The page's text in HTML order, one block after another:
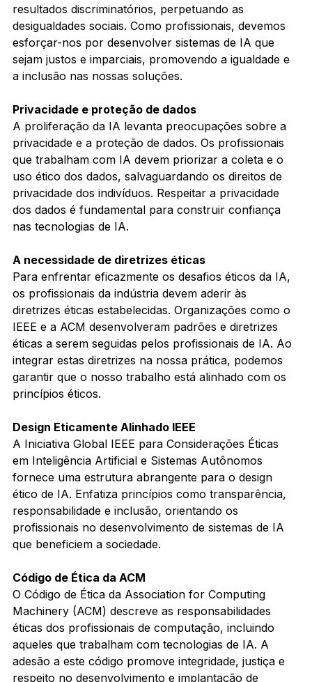
resultados discriminatórios, perpetuando as
desigualdades sociais. Como profissionais, devemos
esforçar-nos por desenvolver sistemas de IA que
sejam justos e imparciais, promovendo a igualdade e
a inclusão nas nossas soluções.
Privacidade e proteção de dados
A proliferação da IA ​​levanta preocupações sobre a
privacidade e a proteção de dados. Os profissionais
que trabalham com IA devem priorizar a coleta e o
uso ético dos dados, salvaguardando os direitos de
privacidade dos indivíduos. Respeitar a privacidade
dos dados é fundamental para construir confiança
nas tecnologias de IA.
A necessidade de diretrizes éticas
Para enfrentar eficazmente os desafios éticos da IA,
os profissionais da indústria devem aderir às
diretrizes éticas estabelecidas. Organizações como o
IEEE e a ACM desenvolveram padrões e diretrizes
éticas a serem seguidas pelos profissionais de IA. Ao
integrar estas diretrizes na nossa prática, podemos
garantir que o nosso trabalho está alinhado com os
princípios éticos.
Design Eticamente Alinhado IEEE
A Iniciativa Global IEEE para Considerações Éticas
em Inteligência Artificial e Sistemas Autônomos
fornece uma estrutura abrangente para o design
ético de IA. Enfatiza princípios como transparência,
responsabilidade e inclusão, orientando os
profissionais no desenvolvimento de sistemas de IA
que beneficiem a sociedade.
Código de Ética da ACM
O Código de Ética da Association for Computing
Machinery (ACM) descreve as responsabilidades
éticas dos profissionais de computação, incluindo
aqueles que trabalham com tecnologias de IA. A
adesão a este código promove integridade, justiça e
respeito no desenvolvimento e implantação de